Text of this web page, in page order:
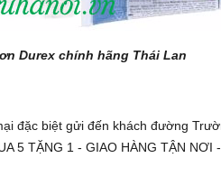
Durex chính hãng Thái Lan
đặc biệt gửi đến khách đường
5 TẶNG 1 - GIAO HÀNG TẬN NƠI